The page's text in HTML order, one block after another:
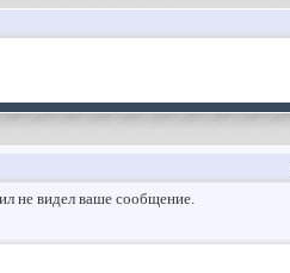
не видел ваше сообщение.